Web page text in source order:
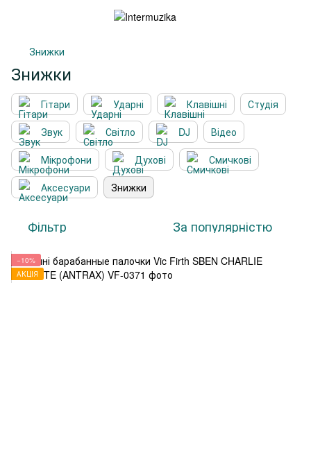
Знижки
Знижки
Гітари Ударні Клавішні
Студія
Звук
Світло DJ
Відео
Мікрофони
Духові
Смичкові
Аксесуари
Знижки
Фільтр За популярністю
−10%
АКЦІЯ